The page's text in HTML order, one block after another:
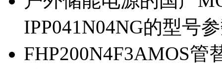
IPP041N04NG的型号
FHP200N4F3AMOS管